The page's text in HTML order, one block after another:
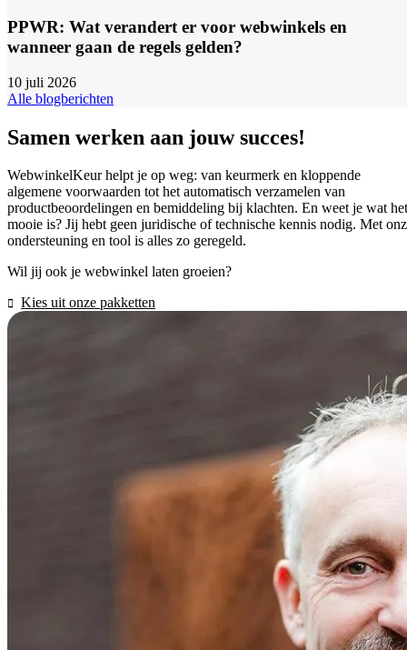
PPWR: Wat verandert er voor webwinkels en
wanneer gaan de regels gelden?
10 juli 2026
Alle blogberichten
Samen werken aan jouw succes!
WebwinkelKeur helpt je op weg: van keurmerk en kloppende
algemene voorwaarden tot het automatisch verzamelen van
productbeoordelingen en bemiddeling bij klachten. En weet je wat het
mooie is? Jij hebt geen juridische of technische kennis nodig. Met
ondersteuning en tool is alles zo geregeld.
Wil jij ook je webwinkel laten groeien?
Kies uit onze pakketten